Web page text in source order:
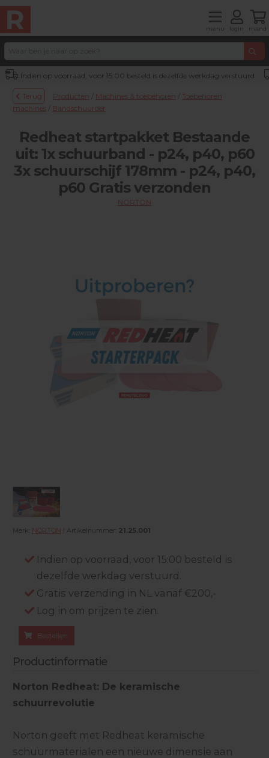
menu login mand
Indien op voorraad, voor 15:00 besteld is dezelfde werkdag verstuurd
Terug Producten / Machines & toebehoren / Toebehoren
machines / Bandschuurder
Redheat startpakket Bestaande
uit: 1x schuurband - p24, p40, p60
3x schuurschijf 178mm - p24, p40,
p60 Gratis verzonden
NORTON
Merk: NORTON | Artikelnummer: 21.25.001
Indien op voorraad, voor 15:00 besteld is
dezelfde werkdag verstuurd.
Gratis verzending in NL vanaf €200,-
Log in om prijzen te zien.
Bestellen
Productinformatie
Norton Redheat: De keramische
schuurrevolutie
Norton geeft met Redheat keramische
schuurmaterialen een nieuwe dimensie aan